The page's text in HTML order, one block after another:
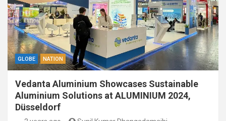
GLOBE NATION
Vedanta Aluminium Showcases Sustainable
Aluminium Solutions at ALUMINIUM 2024,
Düsseldorf